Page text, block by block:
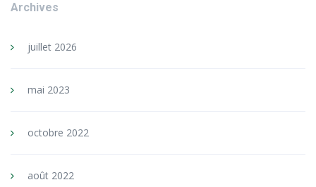
Archives
juillet 2026
mai 2023
octobre 2022
août 2022